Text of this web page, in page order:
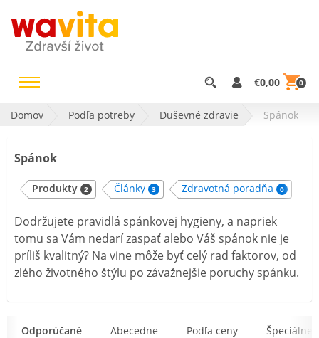
€0,00 0
Domov Podľa potreby Duševné zdravie Spánok
Spánok
Produkty 2 Články 3 Zdravotná poradňa 0
Dodržujete pravidlá spánkovej hygieny, a napriek
tomu sa Vám nedarí zaspať alebo Váš spánok nie je
príliš kvalitný? Na vine môže byť celý rad faktorov, od
zlého životného štýlu po závažnejšie poruchy spánku.
spánok a svieže ráno.
Odporúčané Abecedne Podľa ceny Špeciálne